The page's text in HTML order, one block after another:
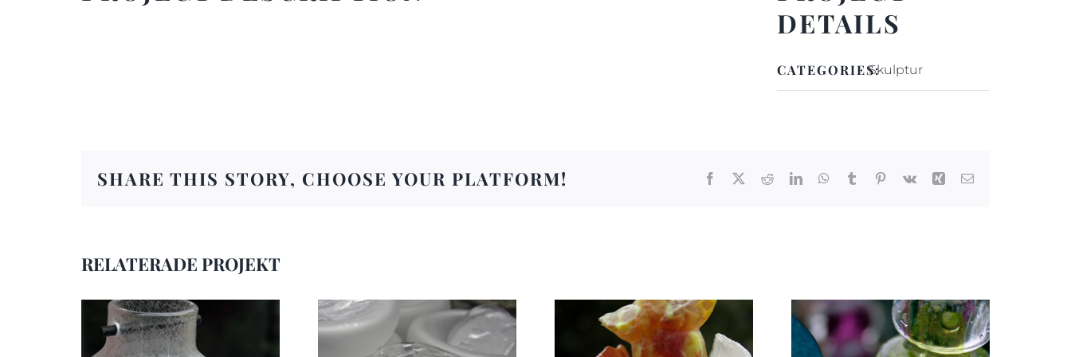
DETAILS
CATEGORIES:Skulptur
SHARE THIS STORY, CHOOSE YOUR PLATFORM! Facebook RedditLinkedInWhatsApp
Tumblr Pinterest
Vk Xing E-
RELATERADE PROJEKT